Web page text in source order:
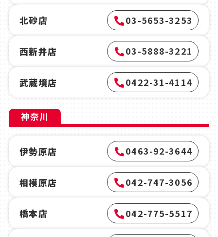
北砂店 03-5653-3253
西新井店 03-5888-3221
武蔵境店 0422-31-4114
神奈川
伊勢原店 0463-92-3644
相模原店 042-747-3056
橋本店 042-775-5517